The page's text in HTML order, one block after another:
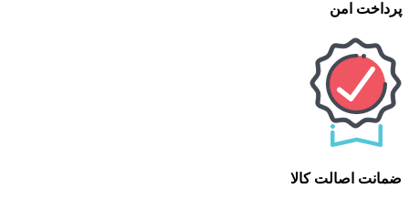
پرداخت امن
ضمانت اصالت کالا